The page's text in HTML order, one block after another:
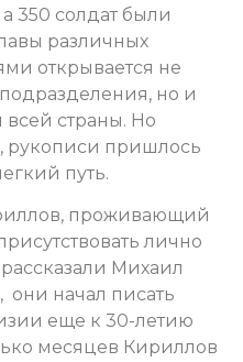
350 солдат были
различных
открывается не
но и
всей страны. Но
рукописи пришлось
путь.
проживающий
лично
Михаил
они начал писать
еще к 30-летию
месяцев Кириллов